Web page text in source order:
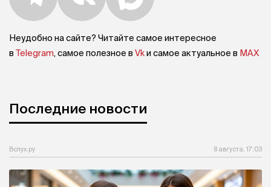
Неудобно на сайте? Читайте самое интересное
в Telegram, самое полезное в Vkи самое актуальное в MAX
Последние новости
Вслух.ру 8 августа, 17:03